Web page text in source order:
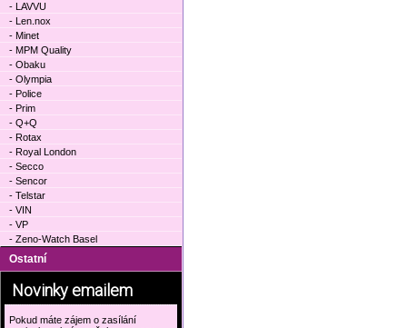
- LAVVU
- Len.nox
- Minet
- MPM Quality
- Obaku
- Olympia
- Police
- Prim
- Q+Q
- Rotax
- Royal London
- Secco
- Sencor
- Telstar
- VIN
- VP
- Zeno-Watch Basel
Ostatní
Novinky emailem
Pokud máte zájem o zasílání